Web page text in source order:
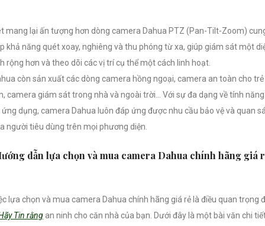
mang lại ấn tượng hơn dòng camera Dahua PTZ (Pan-Tilt-Zoom)
khả năng quét xoay, nghiêng và thu phóng từ xa, giúp giám sát một
rộng hơn và theo dõi các vị trí cụ thể một cách linh hoạt.
còn sản xuất các dòng camera hồng ngoại, camera an toàn cho trẻ
camera giám sát trong nhà và ngoài trời… Với sự đa dạng về tính năng
ứng dụng, camera Dahua luôn đáp ứng được nhu cầu bảo vệ và quan
người tiêu dùng trên mọi phương diện.
dẫn lựa chọn và mua camera Dahua chính hãng giá
lựa chọn và mua camera Dahua chính hãng giá rẻ là điều quan trọng
Tin rằng an ninh cho căn nhà của bạn. Dưới đây là một bài văn chi